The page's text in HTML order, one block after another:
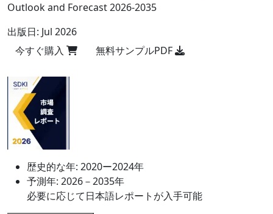
Outlook and Forecast 2026-2035
出版日: Jul 2026
今すぐ購入
無料サンプルPDF
歴史的な年: 2020ー2024年
予測年: 2026－2035年
必要に応じて日本語レポートが入手可能